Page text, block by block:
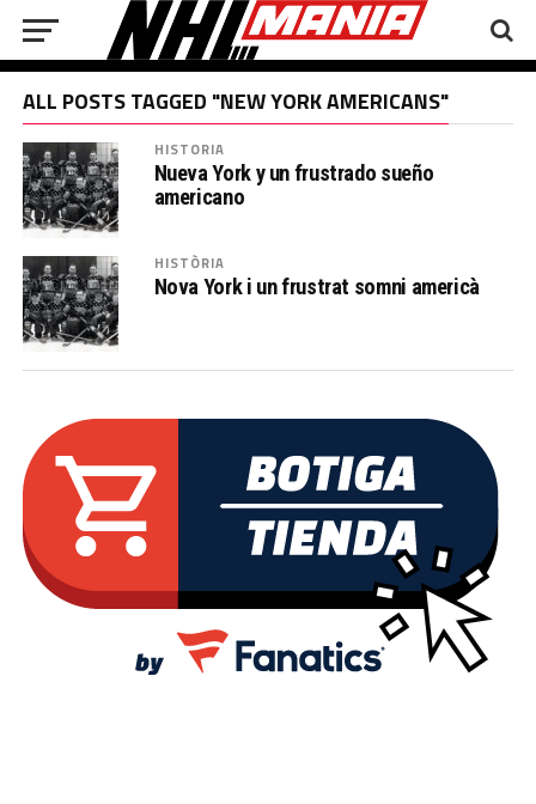
ALL POSTS TAGGED "NEW YORK AMERICANS"
HISTORIA
Nueva York y un frustrado sueño
americano
HISTÒRIA
Nova York i un frustrat somni americà